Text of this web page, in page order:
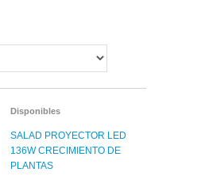
Disponibles
SALAD PROYECTOR LED
136W CRECIMIENTO DE
PLANTAS